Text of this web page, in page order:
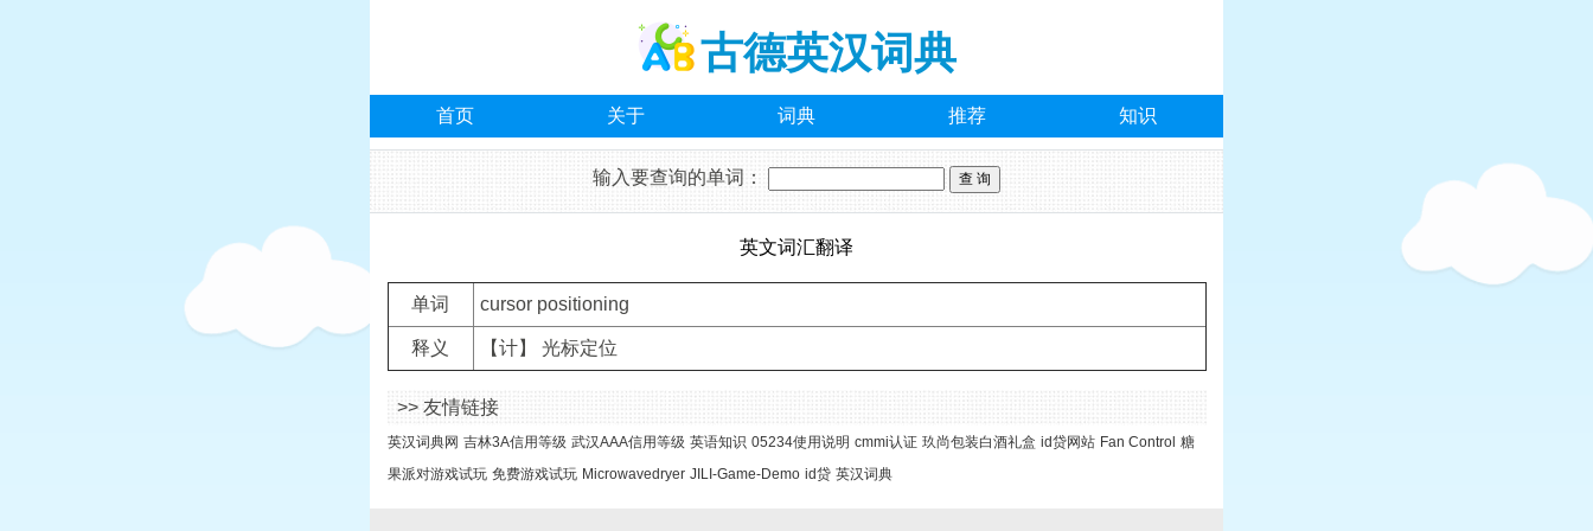
古德英汉词典
首页 关于 词典 推荐 知识
输入要查询的单词：
英文词汇翻译
单词 cursor positioning
释义 【计】 光标定位
>> 友情链接
英汉词典网 吉林3A信用等级 武汉AAA信用等级 英语知识 05234使用说明 cmmi认证 玖尚包装白酒礼盒 id贷网站 Fan Control 糖
果派对游戏试玩 免费游戏试玩 Microwavedryer JILI-Game-Demo id贷 英汉词典